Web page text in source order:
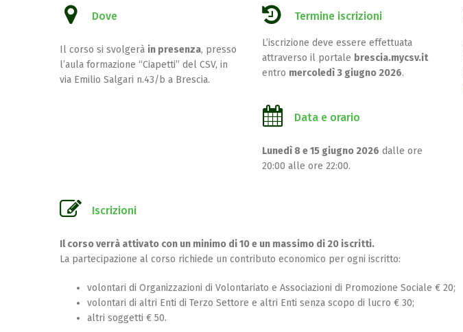
Dove
Il corso si svolgerà in presenza, presso
l’aula formazione “Ciapetti” del CSV, in
via Emilio Salgari n.43/b a Brescia.
Termine iscrizioni
L’iscrizione deve essere effettuata
attraverso il portale brescia.mycsv.it
entro mercoledì 3 giugno 2026.
Data e orario
Lunedì 8 e 15 giugno 2026 dalle ore
20:00 alle ore 22:00.
Iscrizioni
Il corso verrà attivato con un minimo di 10 e un massimo di 20 iscritti.
La partecipazione al corso richiede un contributo economico per ogni iscritto:
volontari di Organizzazioni di Volontariato e Associazioni di Promozione Sociale € 20;
volontari di altri Enti di Terzo Settore e altri Enti senza scopo di lucro € 30;
altri soggetti € 50.